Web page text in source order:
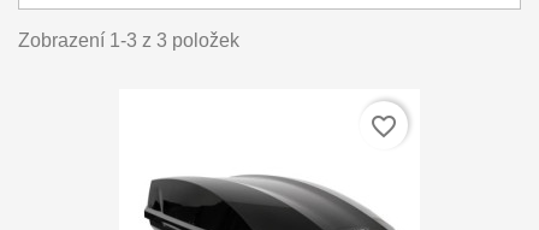
Zobrazení 1-3 z 3 položek
favorite_border